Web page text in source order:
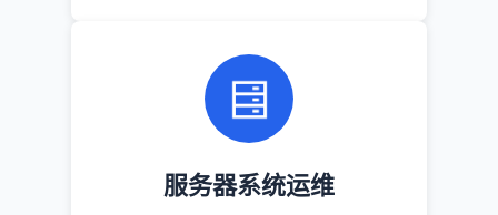
服务器系统运维